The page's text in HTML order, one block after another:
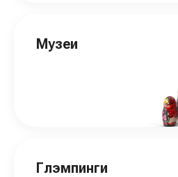
Музеи
Глэмпинги